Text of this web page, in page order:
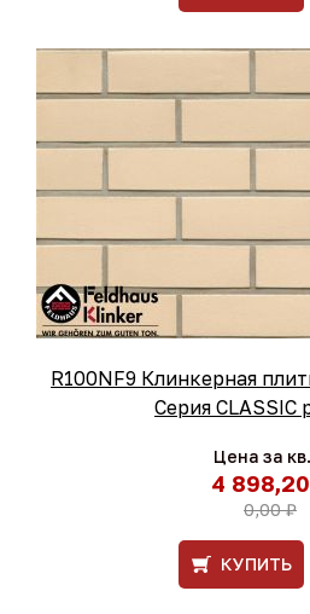
R100NF9 Клинкерная
Серия CLASSIC
Цена за
4
0,00 ₽
КУПИТЬ